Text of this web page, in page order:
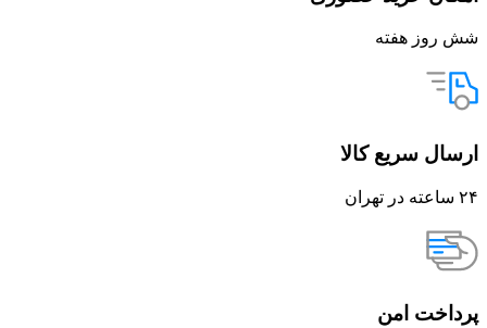
شش روز هفته
ارسال سریع کالا
۲۴ ساعته در تهران
پرداخت امن